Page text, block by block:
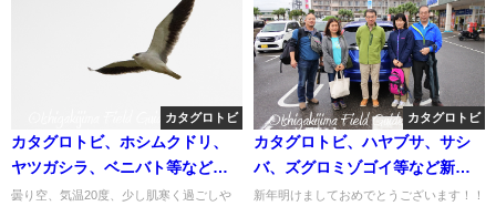
カタグロトビ
カタグロトビ、ホシムクドリ、
ヤツガシラ、ベニバト等など盛
り沢山のバードウオッチング＆
曇り空、気温20度、少し肌寒く過ごしや
カタグロトビ
カタグロトビ、ハヤブサ、サシ
バ、ズグロミゾゴイ等など新年
も盛り沢山のバードウオッチン
新年明けましておめでとうございます！！